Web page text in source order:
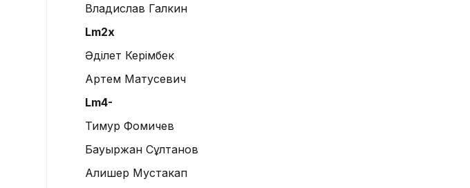
Владислав Галкин
Lm2x
Әділет Керімбек
Артем Матусевич
Lm4-
Тимур Фомичев
Бауыржан Сұлтанов
Алишер Мустакап